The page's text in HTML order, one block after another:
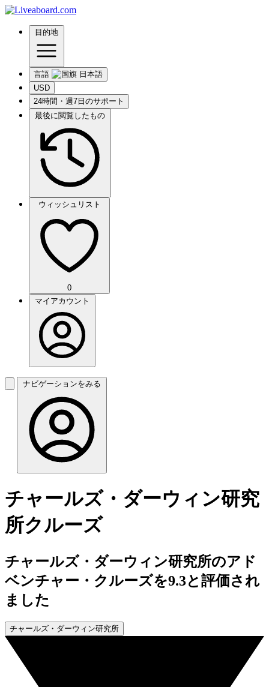
目的地
言語
USD
24時間・週7日のサポート
最後に閲覧したもの
ウィッシュリスト
0
マイアカウント
ナビゲーションをみる
チャールズ・ダーウィン研究
所クルーズ
チャールズ・ダーウィン研究所のアド
ベンチャー・クルーズを9.3と評価され
ました
チャールズ・ダーウィン研究所